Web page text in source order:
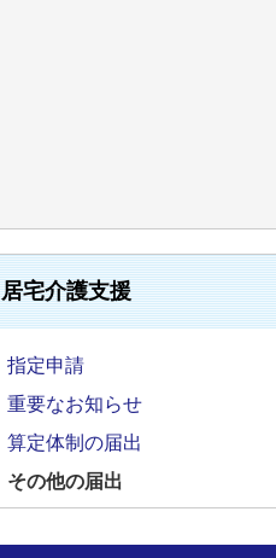
居宅介護支援
指定申請
重要なお知らせ
算定体制の届出
その他の届出